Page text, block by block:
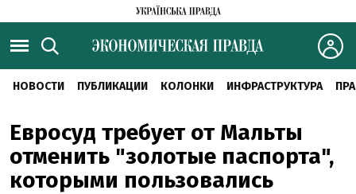
НОВОСТИ ПУБЛИКАЦИИ КОЛОНКИ ИНФРАСТРУКТУРА
Евросуд требует от Мальты
отменить "золотые паспорта",
которыми пользовались